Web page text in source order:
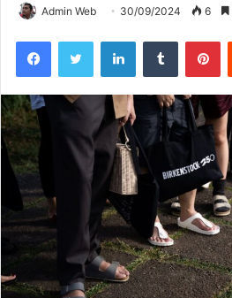
Admin Web 30/09/2024 6